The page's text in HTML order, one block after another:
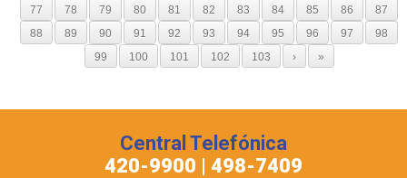
77
78 79 80 81 82 83 84 85 86
87
88
89 90 91 92 93 94 95 96 97
98
99
100 101 102 103 › »
Central Telefónica
420-9900 | 498-7409